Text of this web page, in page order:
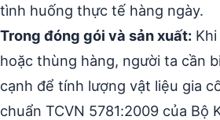
tình huống thực tế hàng ngày.
Trong đóng gói và sản xuất:
hoặc thùng hàng, người ta cần
cạnh để tính lượng vật liệu gia
chuẩn TCVN 5781:2009 của Bộ